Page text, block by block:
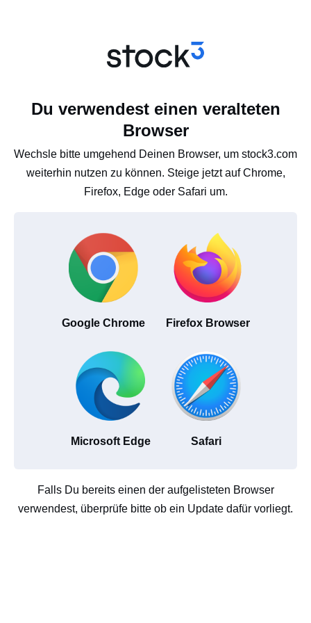
Du verwendest einen veralteten
Browser
Wechsle bitte umgehend Deinen Browser, um stock3.com
weiterhin nutzen zu können. Steige jetzt auf Chrome,
Firefox, Edge oder Safari um.
Google Chrome Firefox Browser
Microsoft Edge Safari
Falls Du bereits einen der aufgelisteten Browser
verwendest, überprüfe bitte ob ein Update dafür vorliegt.